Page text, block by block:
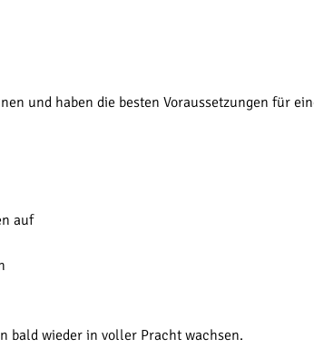
und haben die besten Voraussetzungen für
auf
bald wieder in voller Pracht wachsen.